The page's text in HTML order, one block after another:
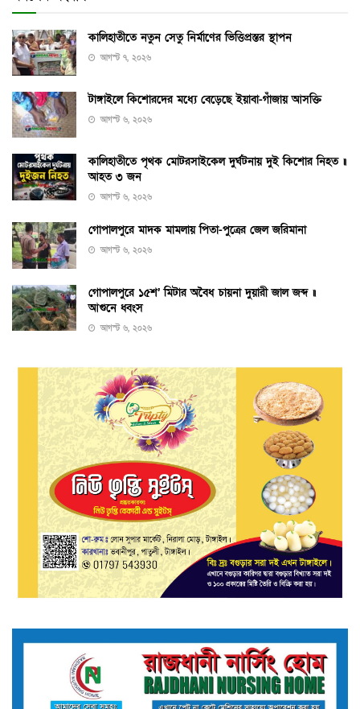
কালিহাতীতে নতুন সেতু নির্মাণের ভিত্তিপ্রস্তর স্থাপন
আগস্ট ৭, ২০২৬
টাঙ্গাইলে কিশোরদের মধ্যে বেড়েছে ইয়াবা-গাঁজায় আসক্তি
আগস্ট ৬, ২০২৬
কালিহাতীতে পৃথক মোটরসাইকেল দুর্ঘটনায় দুই কিশোর নিহত ॥
আহত ৩ জন
আগস্ট ৬, ২০২৬
গোপালপুরে মাদক মামলায় পিতা-পুত্রের জেল জরিমানা
আগস্ট ৬, ২০২৬
গোপালপুরে ১৫শ’ মিটার অবৈধ চায়না দুয়ারী জাল জব্দ ॥
আগুনে ধ্বংস
আগস্ট ৬, ২০২৬